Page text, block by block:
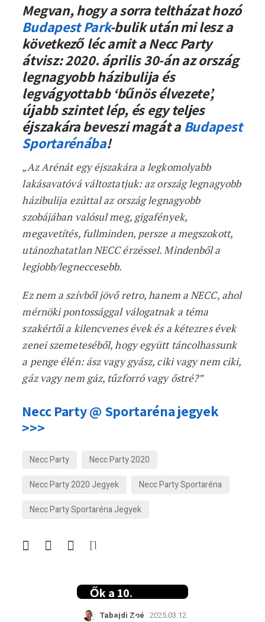
A Sportarénát is betámadja a Necc
Megvan, hogy a sorra teltházat hozó
Budapest Park-bulik után mi lesz a
következő léc amit a Necc Party
átvisz: 2020. április 30-án az ország
legnagyobb házibulija és
legvágyottabb ‘bűnös élvezete’,
újabb szintet lép, és egy teljes
éjszakára beveszi magát a Budapest
Sportarénába!
„Az Arénát egy éjszakára a legkomolyabb
lakásavatóvá változtatjuk: az ország legnagyobb
házibulija ezúttal az ország legnagyobb
szobájában valósul meg, gigafények,
megavetítés, fullminden, persze a megszokott,
utánozhatatlan NECC érzéssel. Mindenből a
legjobb/legneccesebb.
Ez nem a szívből jövő retro, hanem a NECC, ahol
mérnöki pontossággal válogatnak a téma
szakértői a kilencvenes évek és a kétezres évek
zenei szemeteséből, hogy együtt táncolhassunk
a penge élén: ász vagy gyász, ciki vagy nem ciki,
gáz vagy nem gáz, tűzforró vagy őstré?”
Necc Party @ Sportaréna jegyek
>>>
Necc Party
Necc Party 2020
Necc Party 2020 Jegyek
Necc Party Sportaréna
Necc Party Sportaréna Jegyek
Egy estére
grundá
Tabajdi Zoé 2025.03.12.
Ők a 10.
Kerekdomb